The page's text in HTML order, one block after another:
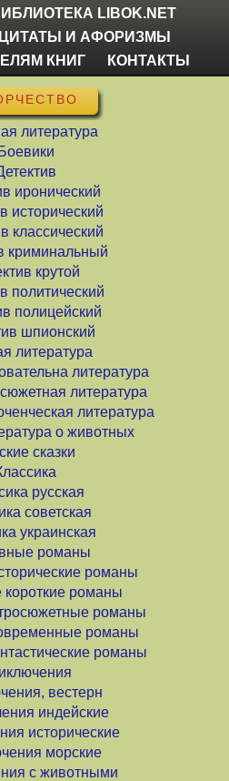
LIBOK.NET
ЦИТАТЫ И АФОРИЗМЫ
КНИГ
КОНТАКТЫ
литература
Боевики
иронический
исторический
классический
криминальный
крутой
политический
полицейский
шпионский
литература
литература
литература
литература
о животных
сказки
русская
советская
украинская
романы
романы
романы
романы
романы
романы
вестерн
индейские
исторические
морские
с животными